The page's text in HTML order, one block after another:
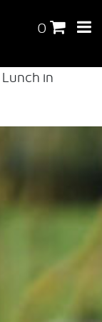
0
Lunch in